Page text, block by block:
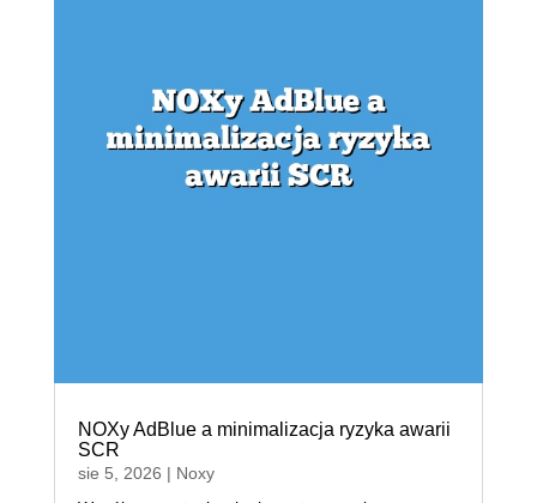
NOXy AdBlue a minimalizacja ryzyka awarii
SCR
sie 5, 2026 | Noxy